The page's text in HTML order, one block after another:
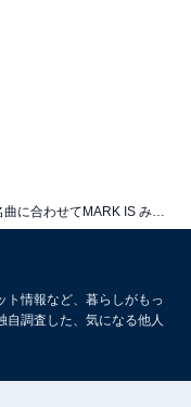
ト情報など、暮らしがもっ
自調査した、気になる他人